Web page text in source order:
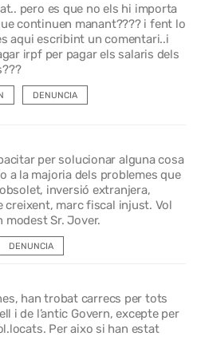
pero es que no els hi importa
continuen manant???? i fent lo
aqui escribint un comentari..i
irpf per pagar els salaris dels
DENUNCIA
per solucionar alguna cosa
a la majoria dels problemes que
inversió extranjera,
marc fiscal injust. Vol
modest Sr. Jover.
DENUNCIA
han trobat carrecs per tots
i de l’antic Govern, excepte per
Per aixo si han estat